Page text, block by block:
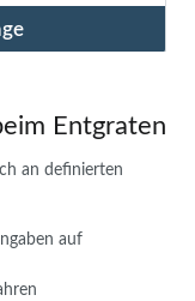
Entgraten
an definierten
auf